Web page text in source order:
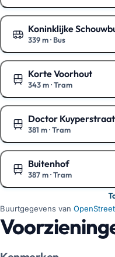
Toon op de kaart
Koninklijke
339 m· Bus
Toon op de kaart
Korte Voorhout
343 m·Tram
Toon op de kaart
Doctor Kuyperstraat
381 m·Tram
Toon op de kaart
Buitenhof
387 m·Tram
Toon op de kaart
Buurtgegevens van